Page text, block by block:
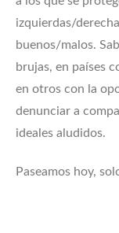
izquierdas/
buenos/malos.
brujas, en países
en otros con la
denunciar a
ideales aludidos.
Paseamos hoy,